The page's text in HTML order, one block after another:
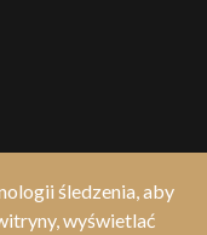
śledzenia, aby
wyświetlać